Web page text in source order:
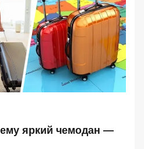
яркий чемодан —